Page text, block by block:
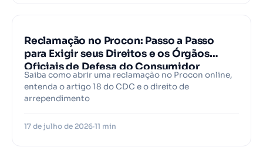
Reclamação no Procon: Passo a Passo
para Exigir seus Direitos e os Órgãos
Oficiais de Defesa do Consumidor
Saiba como abrir uma reclamação no Procon online,
entenda o artigo 18 do CDC e o direito de
arrependimento
17 de julho de 2026 11 min